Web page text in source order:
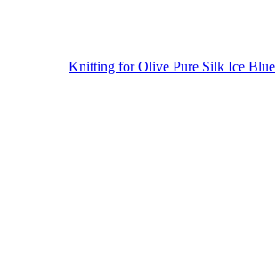
Knitting for Olive Pure Silk Ice Blue